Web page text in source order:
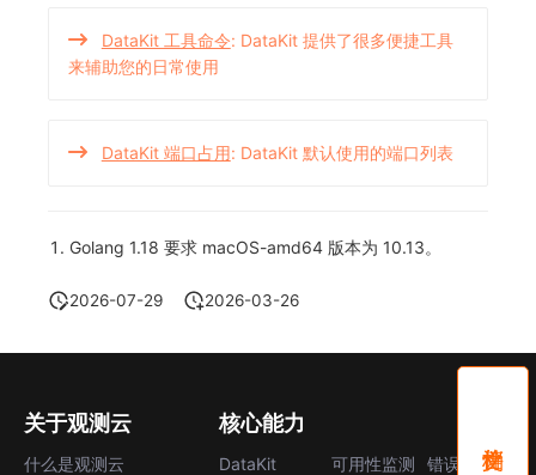
DataKit 工具命令: DataKit 提供了很多便捷工具
来辅助您的日常使用
DataKit 端口占用: DataKit 默认使用的端口列表
Golang 1.18 要求 macOS-amd64 版本为 10.13。
2026-07-29 2026-03-26
关于观测云
什么是观测云
核心能力
DataKit
可用性监测
错误中心